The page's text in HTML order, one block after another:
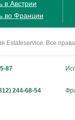
в Австрии
во Франции
Estateservice. Все
87
244-68-54